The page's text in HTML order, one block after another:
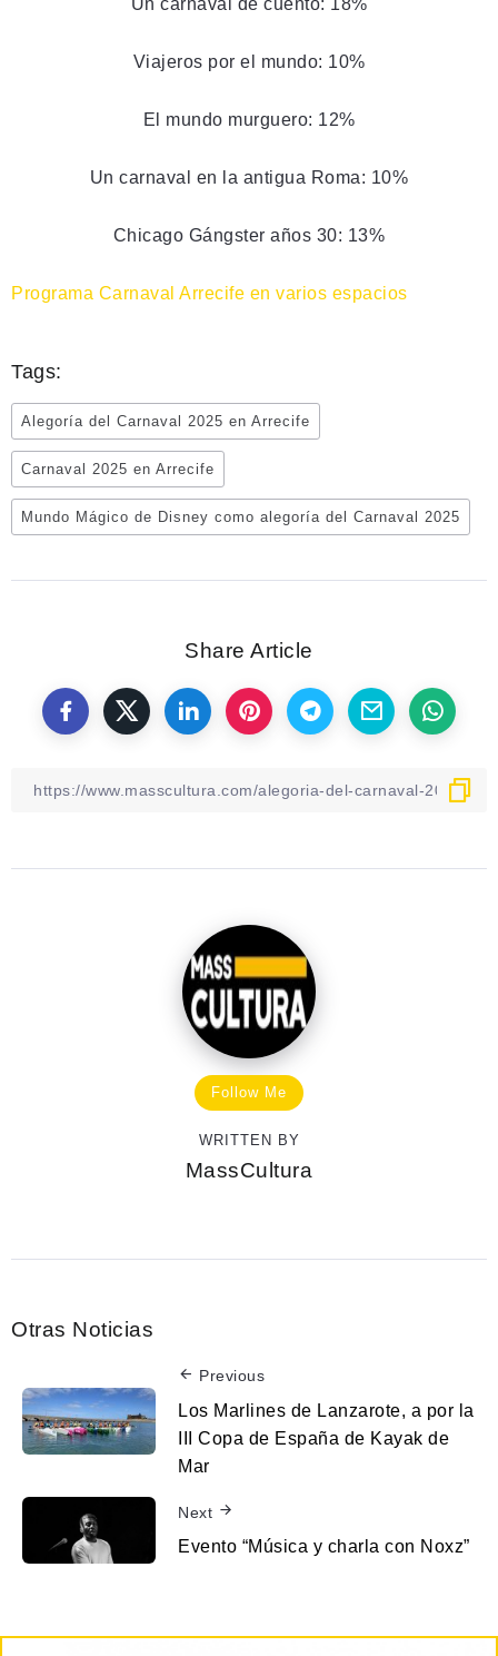
Viajeros por el mundo: 10%
El mundo murguero: 12%
Un carnaval en la antigua Roma: 10%
Chicago Gángster años 30: 13%
Programa Carnaval Arrecife en varios espacios
Tags:
Alegoría del Carnaval 2025 en Arrecife
Carnaval 2025 en Arrecife
Mundo Mágico de Disney como alegoría del Carnaval 2025
Share Article
Follow Me
WRITTEN BY
MassCultura
Otras Noticias
Previous
Los Marlines de Lanzarote, a por la
III Copa de España de Kayak de
Mar
Next
Evento “Música y charla con Noxz”